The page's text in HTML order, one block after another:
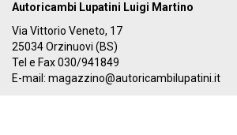
Autoricambi Lupatini Luigi Martino
Via Vittorio Veneto, 17
25034 Orzinuovi (BS)
Tel e Fax 030/941849
E-mail: magazzino@autoricambilupatini.it